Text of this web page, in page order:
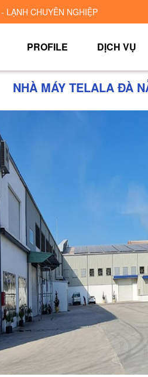
LẠNH CHUYÊN NGHIỆP
PROFILE DỊCH VỤ
NHÀ MÁY TELALA ĐÀ